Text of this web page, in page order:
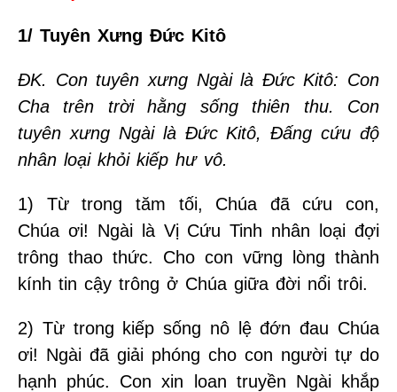
1/ Tuyên Xưng Đức Kitô
ĐK. Con tuyên xưng Ngài là Đức Kitô: Con
Cha trên trời hằng sống thiên thu. Con
tuyên xưng Ngài là Đức Kitô, Đấng cứu độ
nhân loại khỏi kiếp hư vô.
1) Từ trong tăm tối, Chúa đã cứu con,
Chúa ơi! Ngài là Vị Cứu Tinh nhân loại đợi
trông thao thức. Cho con vững lòng thành
kính tin cậy trông ở Chúa giữa đời nổi trôi.
2) Từ trong kiếp sống nô lệ đớn đau Chúa
ơi! Ngài đã giải phóng cho con người tự do
hạnh phúc. Con xin loan truyền Ngài khắp